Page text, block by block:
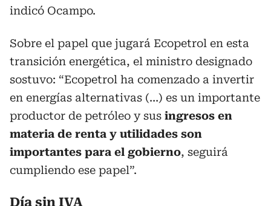
indicó Ocampo.
Sobre el papel que jugará Ecopetrol en esta
transición energética, el ministro designado
sostuvo: “Ecopetrol ha comenzado a invertir
en energías alternativas (…) es un importante
productor de petróleo y sus ingresos en
materia de renta y utilidades son
importantes para el gobierno, seguirá
cumpliendo ese papel”.
Día sin IVA